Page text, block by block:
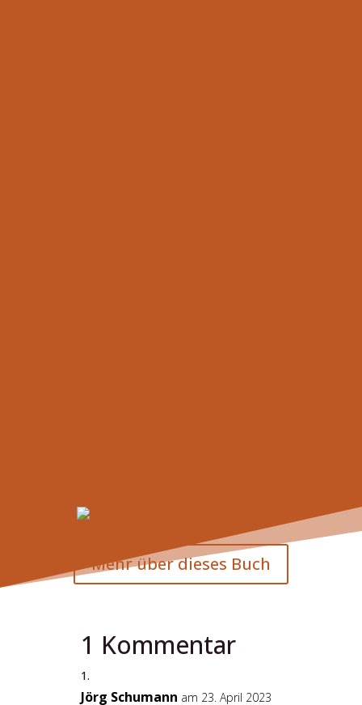
Mehr über dieses Buch
1 Kommentar
Jörg Schumann am 23. April 2023